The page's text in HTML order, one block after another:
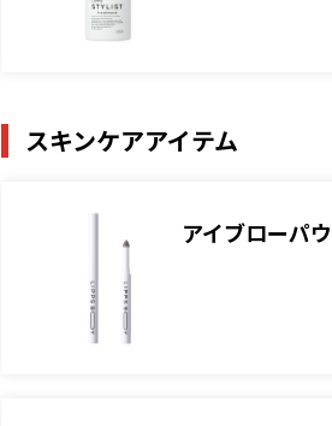
スキンケアアイテム
アイブローパ